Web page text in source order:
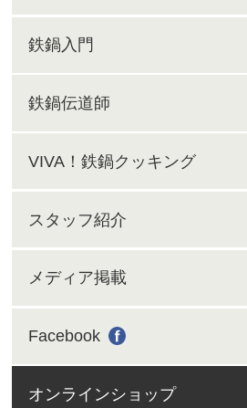
鉄鍋入門
鉄鍋伝道師
VIVA！鉄鍋クッキング
スタッフ紹介
メディア掲載
Facebook
オンラインショップ